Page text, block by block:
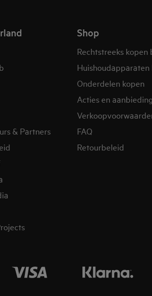
& Partners
Shop
Rechtstreeks kopen
Huishoudapparaten
Onderdelen kopen
Acties en
FAQ
Retourbeleid